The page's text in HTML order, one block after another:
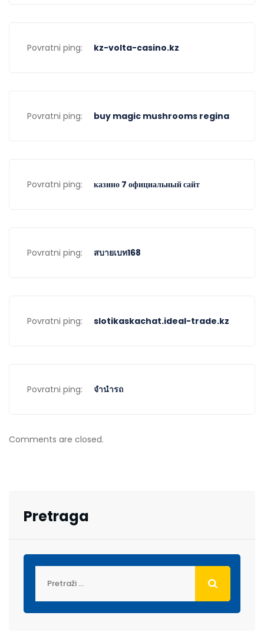
Povratni ping: kz-volta-casino.kz
Povratni ping: buy magic mushrooms regina
Povratni ping: казино 7 официальный сайт
Povratni ping: สบายเบท168
Povratni ping: slotikaskachat.ideal-trade.kz
Povratni ping: จำนำรถ
Comments are closed.
Pretraga